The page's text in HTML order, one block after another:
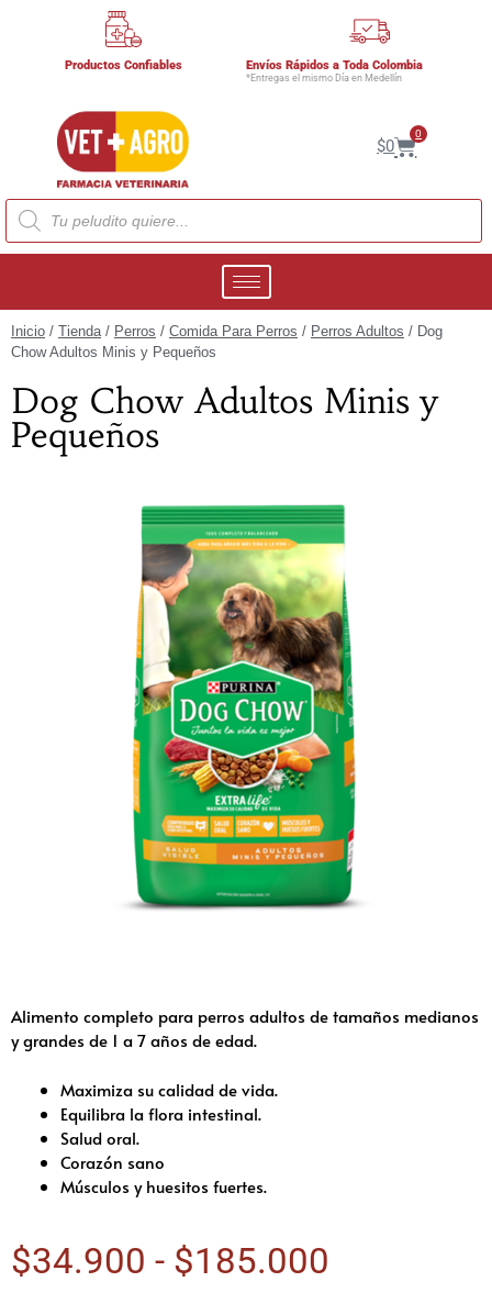
Productos Confiables Envíos Rápidos a Toda Colombia
*Entregas el mismo Día en Medellín
$0
0
Inicio / Tienda/ Perros / Comida Para Perros / Perros Adultos / Dog
Chow Adultos Minis y Pequeños
Dog Chow Adultos Minis y
Pequeños
Alimento completo para perros adultos de tamaños medianos
y grandes de 1 a 7 años de edad.
Maximiza su calidad de vida.
Equilibra la flora intestinal.
Salud oral.
Corazón sano
Músculos y huesitos fuertes.
$34.900 - $185.000